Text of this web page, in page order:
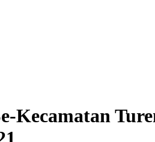
Kecamatan